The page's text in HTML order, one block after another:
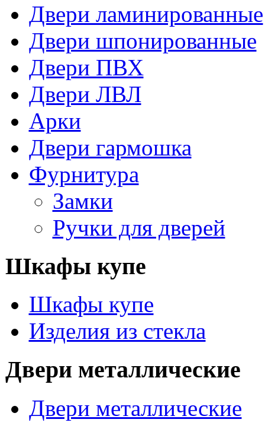
Двери ламинированные
Двери шпонированные
Двери ПВХ
Двери ЛВЛ
Арки
Двери гармошка
Фурнитура
Замки
Ручки для дверей
Шкафы купе
Шкафы купе
Изделия из стекла
Двери металлические
Двери металлические